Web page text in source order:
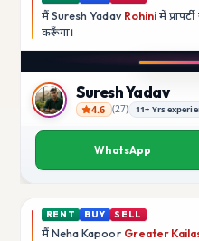
मैं Suresh Yadav Rohini में
करूँगा।
Suresh Yadav
Suresh Yadav
4.6 (27) 11+ Yrs
WhatsApp
RENT BUY SELL
मैं Neha Kapoor Greater